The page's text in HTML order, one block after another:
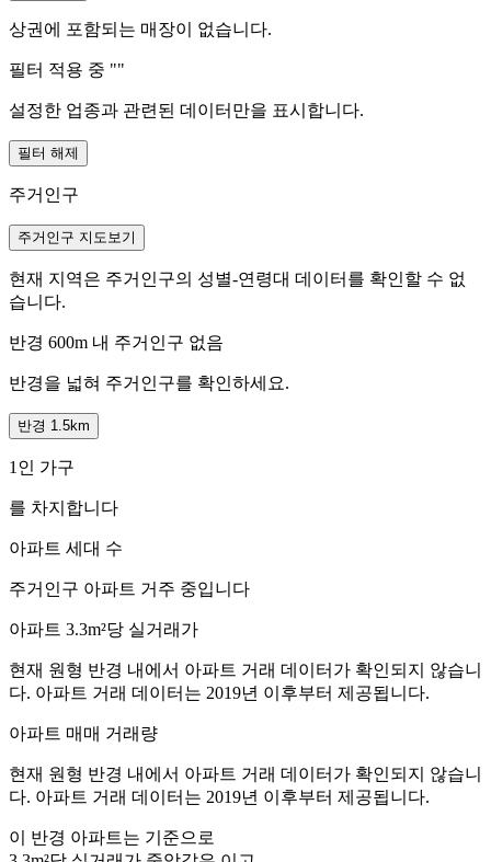
상권에 포함되는 매장이 없습니다.
필터 적용 중 ""
설정한 업종과 관련된 데이터만을 표시합니다.
필터 해제
주거인구
주거인구 지도보기
현재 지역은 주거인구의 성별-연령대 데이터를 확인할 수 없
습니다.
반경 600m 내 주거인구 없음
반경을 넓혀 주거인구를 확인하세요.
반경 1.5km
1인 가구
를 차지합니다
아파트 세대 수
주거인구 아파트 거주 중입니다
아파트 3.3m²당 실거래가
현재 원형 반경 내에서 아파트 거래 데이터가 확인되지 않습니
다. 아파트 거래 데이터는 2019년 이후부터 제공됩니다.
아파트 매매 거래량
현재 원형 반경 내에서 아파트 거래 데이터가 확인되지 않습니
다. 아파트 거래 데이터는 2019년 이후부터 제공됩니다.
이 반경 아파트는 기준으로